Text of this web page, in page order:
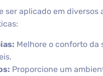
ser aplicado em
Melhore o conforto da
Proporcione um